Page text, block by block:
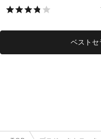
ベストセ